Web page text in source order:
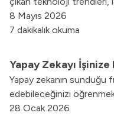
doğrudan etkiler.
başlığı bu içerikte
8 Mayıs 2026
7 dakikalık okuma
Yapay Zekayı
Yapay zekanın sunduğu
edebileceğinizi
ve sürdürülebilir şekilde
28 Ocak 2026